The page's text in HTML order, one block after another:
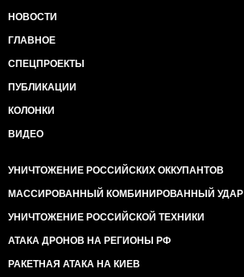
НОВОСТИ
ГЛАВНОЕ
СПЕЦПРОЕКТЫ
ПУБЛИКАЦИИ
КОЛОНКИ
ВИДЕО
УНИЧТОЖЕНИЕ РОССИЙСКИХ ОККУПАНТОВ
МАССИРОВАННЫЙ КОМБИНИРОВАННЫЙ УДАР
УНИЧТОЖЕНИЕ РОССИЙСКОЙ ТЕХНИКИ
АТАКА ДРОНОВ НА РЕГИОНЫ РФ
РАКЕТНАЯ АТАКА НА КИЕВ